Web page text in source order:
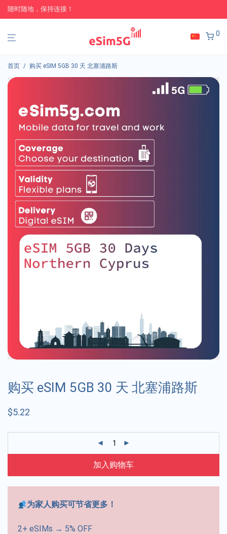
随时随地，保持连接！
0
首页 / 购买 eSIM 5GB 30 天 北塞浦路斯
购买 eSIM 5GB 30 天 北塞浦路斯
$5.22
加入购物车
为家人购买可节省更多！
2+ eSIMs → 5% OFF